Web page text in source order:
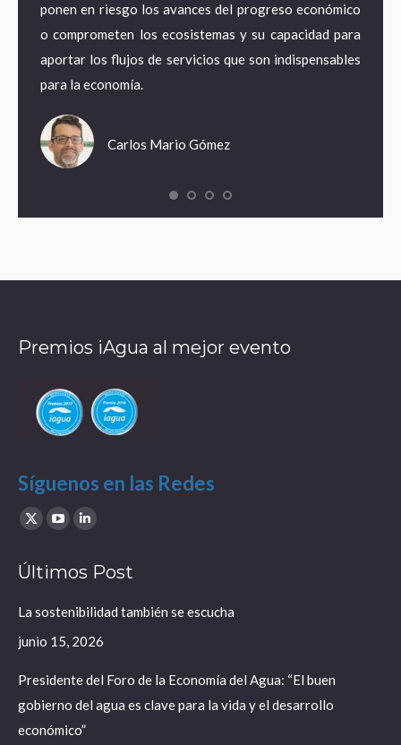
ponen en riesgo los avances del progreso económico
o comprometen los ecosistemas y su capacidad para
aportar los flujos de servicios que son indispensables
para la economía.
Carlos Mario Gómez
Premios iAgua al mejor evento
Síguenos en las Redes
Find us on:
X
opens
window
YouTube
opens
window
Linkedin
opens
window
Últimos Post
La sostenibilidad también se escucha
junio 15, 2026
Presidente del Foro de la Economía del Agua: “El buen
gobierno del agua es clave para la vida y el desarrollo
económico”